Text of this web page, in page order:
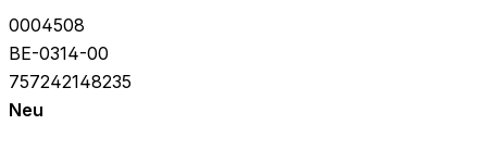
0004508
BE-0314-00
757242148235
Neu